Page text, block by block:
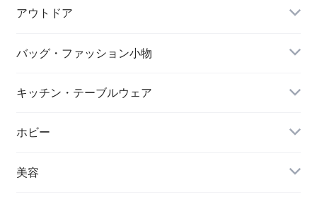
アウトドア
バッグ・ファッション小物
キッチン・テーブルウェア
ホビー
美容